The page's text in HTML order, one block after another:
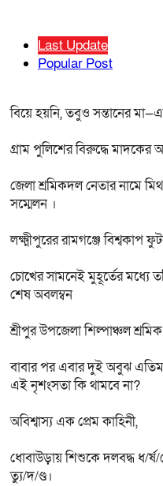
Last Update
Popular Post
বিয়ে হয়নি, তবুও সন্তানের
গ্রাম পুলিশের বিরুদ্ধে
জেলা শ্রমিকদল নেতার নামে
সম্মেলন ।
লক্ষ্মীপুরের রামগঞ্জে বিশ্বকাপ
চোখের সামনেই মুহূর্তের
শেষ অবলম্বন
শ্রীপুর উপজেলা শিল্পাঞ্চল
বাবার পর এবার দুই অবুঝ এতিম
এই নৃশংসতা কি থামবে না?
অবিশ্বাস্য এক প্রেম কাহিনী,
ধোবাউড়ায় শিশুকে দলবদ্ধ ধ/
ত্যু/দ/ণ্ড।